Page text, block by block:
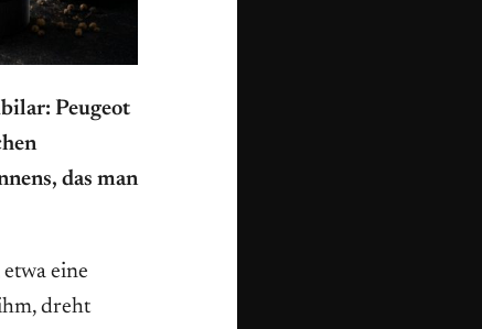
Peugeot
das man
eine
dreht